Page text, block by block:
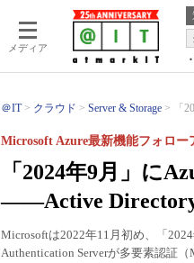
メディア
＠IT クラウド Server & Storage 「
「2024年9月」に
――Active Directory
Microsoft Azure最新機能フォロー
Microsoftは2022年11月初め、「
Authentication Serverが多要素認証